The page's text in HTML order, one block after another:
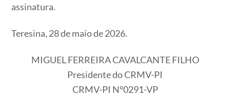
assinatura.
Teresina, 28 de maio de 2026.
MIGUEL FERREIRA CAVALCANTE FILHO
Presidente do CRMV-PI
CRMV-PI N°0291-VP